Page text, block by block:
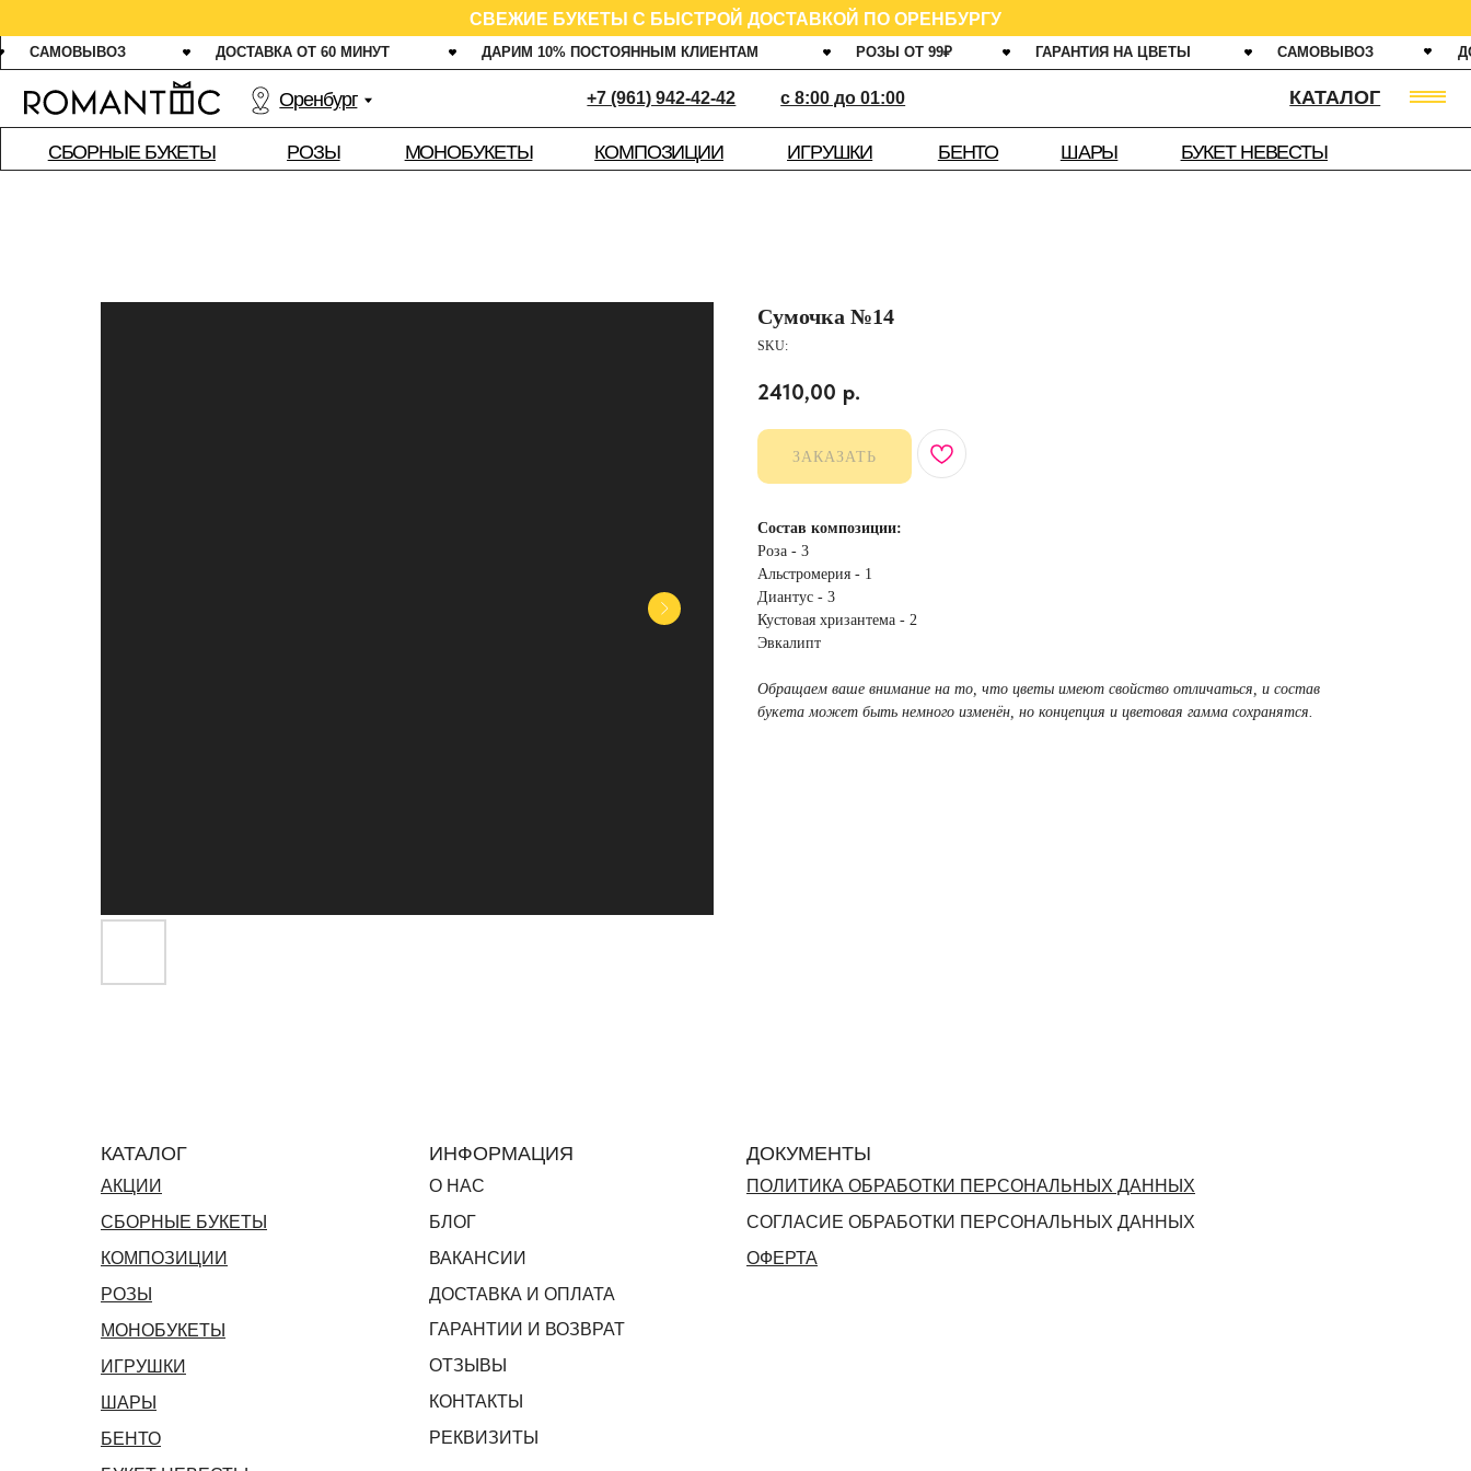
+7 (961) 942-42-42 c 8:00 до 01:00
СВЕЖИЕ БУКЕТЫ С БЫСТРОЙ ДОСТАВКОЙ ПО ОРЕНБУРГУ
ДОСТАВКА ОТ 60 МИНУТ ДАРИМ 10% ПОСТОЯННЫМ КЛИЕНТАМ РОЗЫ ОТ 99 ГАРАНТИЯ НА ЦВЕТЫ САМОВЫВОЗ ДОСТАВКА ОТ 60 МИНУТ
САМОВЫВОЗ
Оренбург
Сумочка №14
SKU:
2410,00 р.
ЗАКАЗАТЬ
Состав композиции:
Роза - 3
Альстромерия - 1
Диантус - 3
Кустовая хризантема - 2
Эвкалипт
Обращаем ваше внимание на то, что цветы имеют свойство отличаться, и состав
букета может быть немного изменён, но концепция и цветовая гамма сохранятся.
ДОКУМЕНТЫ
ПОЛИТИКА ОБРАБОТКИ ПЕРСОНАЛЬНЫХ ДАННЫХ
СОГЛАСИЕ ОБРАБОТКИ ПЕРСОНАЛЬНЫХ ДАННЫХ
ОФЕРТА
КАТАЛОГ
АКЦИИ
СБОРНЫЕ БУКЕТЫ
КОМПОЗИЦИИ
РОЗЫ
МОНОБУКЕТЫ
ИГРУШКИ
ШАРЫ
БЕНТО
ИНФОРМАЦИЯ
О НАС
БЛОГ
ВАКАНСИИ
ДОСТАВКА И ОПЛАТА
ГАРАНТИИ И ВОЗВРАТ
ОТЗЫВЫ
КОНТАКТЫ
РЕКВИЗИТЫ